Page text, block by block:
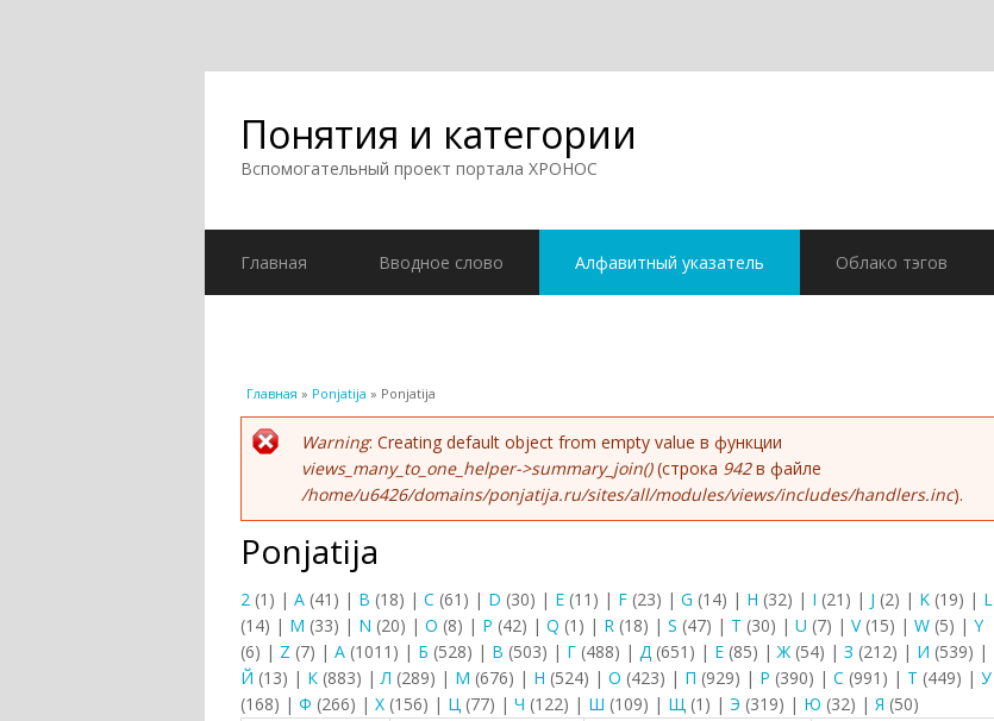
Понятия и категории
Вспомогательный проект портала ХРОНОС
Главная Вводное слово Алфавитный указатель Облако тэгов
Вы здесь
Главная » Ponjatija » Ponjatija
Сообщение об ошибке
Warning: Creating default object from empty value в функции
views_many_to_one_helper->summary_join()(строка 942в файле
/home/u6426/domains/ponjatija.ru/sites/all/modules/views/includes/handlers.inc).
Ponjatija
2 (1) | A (41) | B (18) | C (61) | D (30) | E (11) | F (23) | G (14) | H (32) | I (21) | J (2) | K (19) | L
(14) | M (33) | N (20) | O (8) | P (42) | Q (1) | R (18) | S (47) | T (30) | U (7) | V(15) | W (5) | Y
(6) | Z (7) | А (1011) | Б (528) | В (503) | Г (488) | Д (651) | Е (85) |Ж (54) | З (212) | И (539) |
Й (13) | К (883) |Л (289) | М (676) | Н (524) | О (423) | П (929) | Р (390) | С (991) | Т (449) | У
(168) | Ф (266) | Х (156) | Ц (77) | Ч (122) | Ш (109) | Щ (1) | Э (319) | Ю (32) | Я (50)